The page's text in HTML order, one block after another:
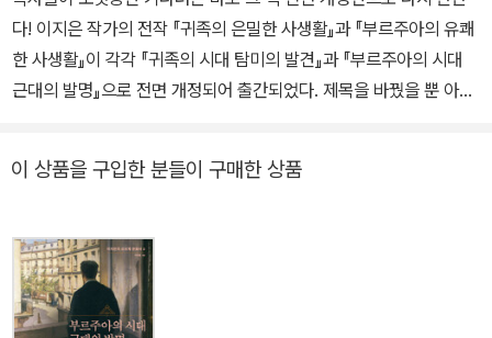
일마다 수강생들과 함께 프랑스 시장에서 장을 보며 식문화를 배우고
요리를 만들어보는 ‘지은 집밥’ 클래스와 프랑스의 다채로운 문화와
예술, 일상생활을 전해주는 온라인 구독 서비스 ‘봉비방’을 운영하고
다! 이지은 작가의 전작 『귀족의 은밀한 사생활』과 『부르주아의 유쾌
한 사생활』이 각각 『귀족의 시대 탐미의 발견』과 『부르주아의 시대
근대의 발명』으로 전면 개정되어 출간되었다. 제목을 바꿨을 뿐 아니
두 책이 한층 더 업그레이드된 모습으로 다시 독자들을 만나러 온 것
서 원래의 가격보다 최대 5배까지 치솟는 기현상을 낳았다. 애서가들
사이에서 꼭 소장해야 할 책으로 꼽히며 재출간을 요구하는 목소리가
끊이지 않았다. “깊이 있는 내용을 단정하고 이해하기 쉬운 문장으로
이 상품을 구입한 분들이 구매한 상품